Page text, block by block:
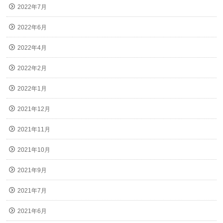
2022年7月
2022年6月
2022年4月
2022年2月
2022年1月
2021年12月
2021年11月
2021年10月
2021年9月
2021年7月
2021年6月